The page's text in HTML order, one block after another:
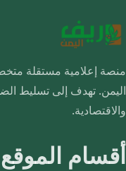
منصة إعلامية مستقلة
اليمن. تهدف إلى تسليط
والاقتصادية.
أقسام الموقع